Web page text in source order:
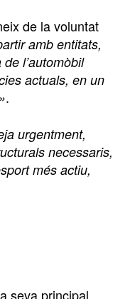
de la voluntat
amb entitats,
l’automòbil
actuals, en un
.
urgentment,
necessaris,
més actiu,
seva principal